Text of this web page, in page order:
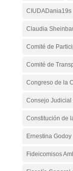
CIUDADania19s
Claudia
Comité de
Comité de
Congreso de la
Consejo Judicial
Constitución de
Ernestina Godoy
Fideicomisos